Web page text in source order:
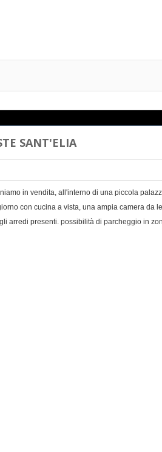
SANT'ELIA
in vendita, all'interno di una piccola
con cucina a vista, una ampia camera
arredi presenti. possibilità di parcheggio in